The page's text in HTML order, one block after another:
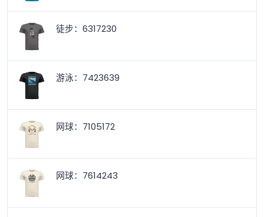
徒步：6317230
游泳：7423639
网球：7105172
网球：7614243